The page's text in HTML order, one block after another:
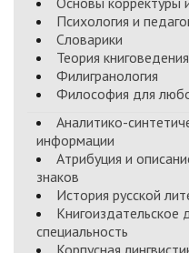
Психология и
Словарики
Теория книговедения
Филигранология
Философия для
Аналитико-
информации
Атрибуция и
знаков
История русской
Книгоиздательское
специальность
Корпусная